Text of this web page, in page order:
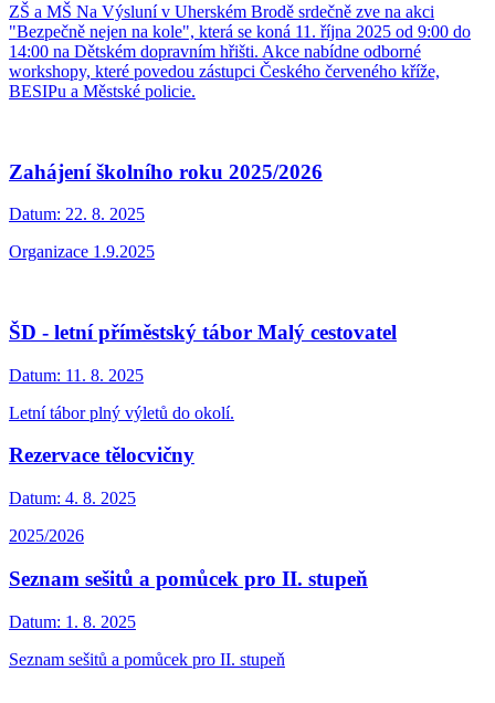
ZŠ a MŠ Na Výsluní v Uherském Brodě srdečně zve na akci
"Bezpečně nejen na kole", která se koná 11. října 2025 od 9:00 do
14:00 na Dětském dopravním hřišti. Akce nabídne odborné
workshopy, které povedou zástupci Českého červeného kříže,
BESIPu a Městské policie.
Zahájení školního roku 2025/2026
Datum: 22. 8. 2025
Organizace 1.9.2025
ŠD - letní příměstský tábor Malý cestovatel
Datum: 11. 8. 2025
Letní tábor plný výletů do okolí.
Rezervace tělocvičny
Datum: 4. 8. 2025
2025/2026
Seznam sešitů a pomůcek pro II. stupeň
Datum: 1. 8. 2025
Seznam sešitů a pomůcek pro II. stupeň